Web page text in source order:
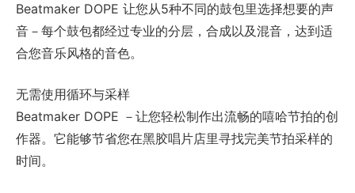
Beatmaker DOPE 让您从5种不同的鼓包里选择想要的声
音－每个鼓包都经过专业的分层，合成以及混音，达到适
合您音乐风格的音色。
无需使用循环与采样
Beatmaker DOPE －让您轻松制作出流畅的嘻哈节拍的创
作器。它能够节省您在黑胶唱片店里寻找完美节拍采样的
时间。